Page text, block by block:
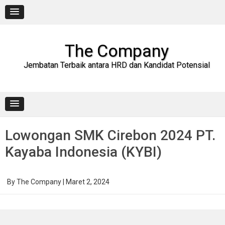
content
The Company
Jembatan Terbaik antara HRD dan Kandidat Potensial
Lowongan SMK Cirebon 2024 PT.
Kayaba Indonesia (KYBI)
ByThe Company Maret 2, 2024